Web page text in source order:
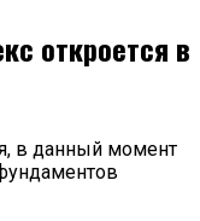
откроется в
в данный момент